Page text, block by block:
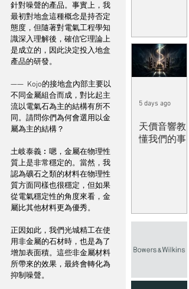
針對噪聲的產品。事實上，我
最初對地盒這種概念是持否定
態度，但隨著對電氣工程學知
識深入理解後，確信它理論上
是成立的，因此決定投入地盒
產品的研發。
——  Kojo的接地盒內部主要以
不同金屬組合而成，對比起主
流以電氣石為主的結構有所不
同。請問你們為何會選用以金
屬為主的結構？
土岐泰義︰嗯，金屬在物理性
質上是非常穩定的。當然，我
認為礦石之類的材料在物理性
質方面同樣也很穩定，但如果
從電氣穩定性的角度來看，金
屬比其他材料更為優秀。
正因如此，我們光城精工在使
用非金屬的石材時，也是為了
增加表面積。這些非金屬材料
所帶來的效果，最終會轉化為
抑制噪聲。
天價音響教
懂我們的事
5 days ago